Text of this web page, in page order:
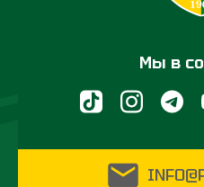
Мы в